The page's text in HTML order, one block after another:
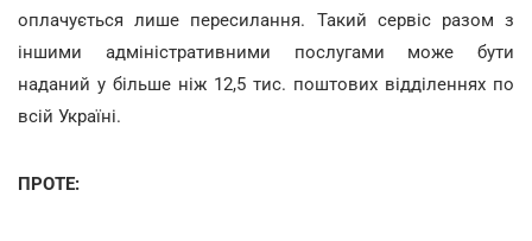
оплачується лише пересилання. Такий сервіс разом з
іншими адміністративними послугами може бути
наданий у більше ніж 12,5 тис. поштових відділеннях по
всій Україні.
ПРОТЕ: